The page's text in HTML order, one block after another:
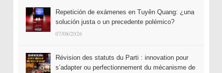
Repetición de exámenes en Tuyên Quang: ¿una
solución justa o un precedente polémico?
07/08/2026
Révision des statuts du Parti : innovation pour
s’adapter ou perfectionnement du mécanisme de